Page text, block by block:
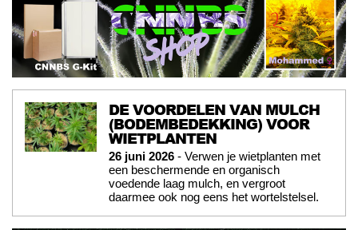
DE VOORDELEN VAN MULCH
(BODEMBEDEKKING) VOOR
WIETPLANTEN
26 juni 2026 - Verwen je wietplanten met
een beschermende en organisch
voedende laag mulch, en vergroot
daarmee ook nog eens het wortelstelsel.